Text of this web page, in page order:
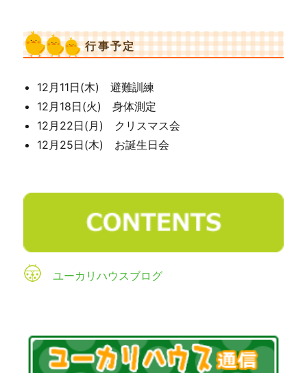
行事予定
12月11日(木) 避難訓練
12月18日(火) 身体測定
12月22日(月) クリスマス会
12月25日(木) お誕生日会
ユーカリハウスブログ